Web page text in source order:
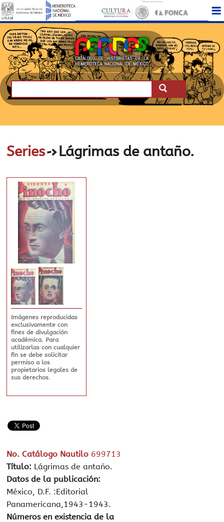
Series->Lágrimas de antaño.
Imágenes reproducidas
exclusivamente con
fines de divulgación
académica. Para
utilizarlas con cualquier
fin se debe solicitar
permiso a los
propietarios legales de
sus derechos.
No. Catálogo Nautilo 699713
Título: Lágrimas de antaño.
Datos de la publicación:
México, D.F. :Editorial
Panamericana,1943-1943.
Números en existencia de la